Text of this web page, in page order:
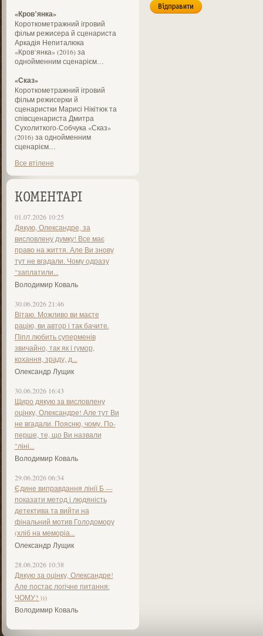
«Кров’янка»
Короткометражний ігровий
фільм режисера й сценариста
Аркадія Непиталюка
«Кров’янка» (2016) за
однойменним сценарієм…
«Сказ»
Короткометражний ігровий
фільм режисерки й
сценаристки Марисі Нікітюк та
співсценариста Дмитра
Сухолиткого-Собчука «Сказ»
(2016) за однойменним
сценарієм…
Все втілене
КОМЕНТАРІ
01.07.2026 10:25
Дякую, Олександре, за
висловлену думку! Все має
право на життя. Але Ви знову
тут не вгадали. Чому одразу
"заплатили...
Володимир Коваль
30.06.2026 21:46
Вітаю. Можливо ви маєте
рацію, ви автор і так бачите.
Піпл любить суперменів
звичайно, так як і гумор,
кохання, зраду, д...
Олександр Лущик
30.06.2026 16:43
Щиро дякую за висловлену
оцінку, Олександре! Але тут Ви
не вгадали. Поясню, чому. По-
перше, те, що Ви назвали
"ліні...
Володимир Коваль
29.06.2026 06:34
Єдине виправдання лінії Б —
показати метод і людяність
детектива та вийти на
фінальний мотив Голодомору
(хліб на меморіа...
Олександр Лущик
28.06.2026 10:38
Дякую за оцінку, Олександре!
Але постає логічне питання:
ЧОМУ? )))
Володимир Коваль